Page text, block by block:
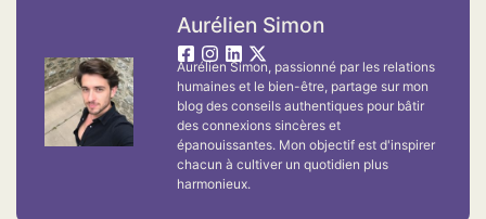
Aurélien Simon
Aurélien Simon, passionné par les relations
humaines et le bien-être, partage sur mon
blog des conseils authentiques pour bâtir
des connexions sincères et
épanouissantes. Mon objectif est d'inspirer
chacun à cultiver un quotidien plus
harmonieux.